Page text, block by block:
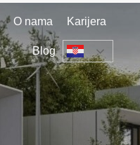
O nama Karijera
Blog